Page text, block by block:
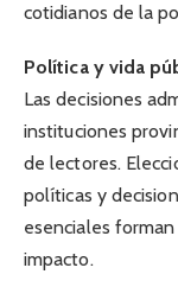
cotidianos de la
Política y vida
Las decisiones
instituciones
de lectores.
políticas y
esenciales
impacto.